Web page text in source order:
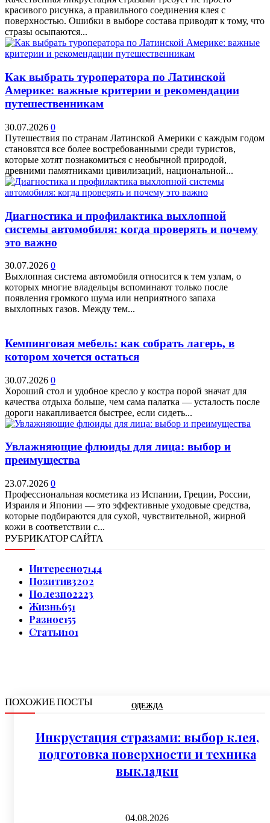
красивого рисунка, а правильного соединения клея с
поверхностью. Ошибки в выборе состава приводят к тому, что
стразы осыпаются...
Как выбрать туроператора по Латинской
Америке: важные критерии и рекомендации
путешественникам
30.07.2026 0
Путешествия по странам Латинской Америки с каждым годом
становятся все более востребованными среди туристов,
которые хотят познакомиться с необычной природой,
древними памятниками цивилизаций, национальной...
Диагностика и профилактика выхлопной
системы автомобиля: когда проверять и почему
это важно
30.07.2026 0
Выхлопная система автомобиля относится к тем узлам, о
которых многие владельцы вспоминают только после
появления громкого шума или неприятного запаха
выхлопных газов. Между тем...
Кемпинговая мебель: как собрать лагерь, в
котором хочется остаться
30.07.2026 0
Хороший стол и удобное кресло у костра порой значат для
качества отдыха больше, чем сама палатка — усталость после
дороги накапливается быстрее, если сидеть...
Увлажняющие флюиды для лица: выбор и
преимущества
23.07.2026 0
Профессиональная косметика из Испании, Греции, России,
Израиля и Японии — это эффективные уходовые средства,
которые подбираются для сухой, чувствительной, жирной
кожи в соответствии с...
РУБРИКАТОР САЙТА
Интересно7144
Позитив3202
Полезно2223
Жизнь651
Разное155
Статьи101
ПОХОЖИЕ ПОСТЫ ОДЕЖДА
Инкрустация стразами: выбор клея,
подготовка поверхности и техника
выкладки
04.08.2026